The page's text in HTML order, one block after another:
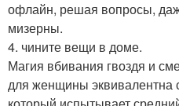
офлайн, решая вопросы,
мизерны.
4. чините вещи в доме.
Магия вбивания гвоздя и
для женщины эквивалентна